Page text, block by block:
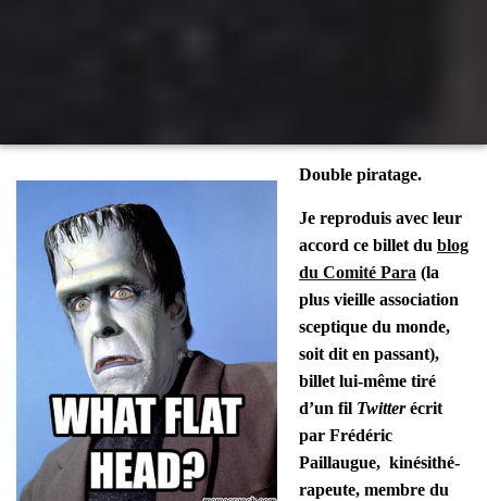
Double pira­tage.
Je repro­duis avec leur
accord ce billet du blog
du Comi­té Para (la
plus vieille asso­cia­tion
scep­tique du monde,
soit dit en pas­sant),
billet lui-même tiré
d’un fil Twit­terécrit
par Fré­dé­ric
Paillaugue, kiné­si­thé­
ra­peute, membre du